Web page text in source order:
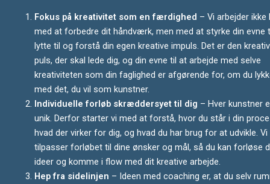
Fokus på kreativitet som en færdighed – Vi arbejder ikke
med at forbedre dit håndværk, men med at styrke din evne
lytte til og forstå din egen kreative impuls. Det er den
puls, der skal lede dig, og din evne til at arbejde med selve
kreativiteten som din faglighed er afgørende for, om du
med det, du vil som kunstner.
Individuelle forløb skræddersyet til dig – Hver kunstner
unik. Derfor starter vi med at forstå, hvor du står i din
hvad der virker for dig, og hvad du har brug for at udvikle. Vi
tilpasser forløbet til dine ønsker og mål, så du kan forløse
ideer og komme i flow med dit kreative arbejde.
Hep fra sidelinjen – Ideen med coaching er, at du selv